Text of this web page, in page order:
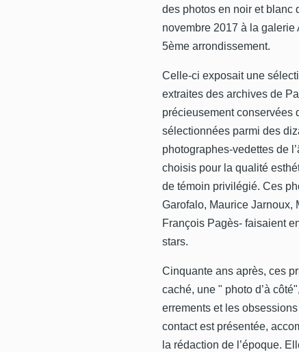
des photos en noir et blanc
novembre 2017 à la
5ème arrondissement.
Celle-ci exposait une
extraites des archives de
précieusement conservées
sélectionnées parmi des
photographes-vedettes de
choisis pour la qualité
de témoin privilégié. Ces
Garofalo, Maurice Jarnoux,
François Pagès- faisaient
stars.
Cinquante ans après, ces
caché, une " photo d’à
errements et les
contact est présentée,
la rédaction de l’époque.